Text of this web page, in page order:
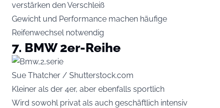
verstärken den Verschleiß
Gewicht und Performance machen häufige
Reifenwechsel notwendig
7. BMW 2er-Reihe
Sue Thatcher / Shutterstock.com
Kleiner als der 4er, aber ebenfalls sportlich
Wird sowohl privat als auch geschäftlich intensiv